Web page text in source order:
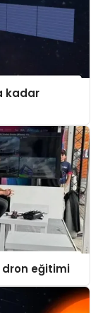
kadar
dron eğitimi